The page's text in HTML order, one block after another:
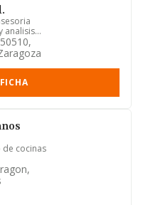
analisis
de cocinas